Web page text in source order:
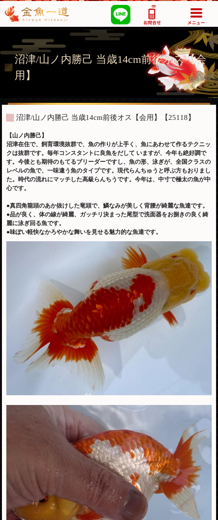
沼津/山ノ内勝己 当歳14cm前後オス【会
用】
沼津/山ノ内勝己 当歳14cm前後オス【会用】 【25118】
【山ノ内勝己】
沼津在住で、飼育環境抜群で、魚の作りが上手く、魚にあわせて作るテクニッ
クは抜群です。毎年コンスタントに良魚をだして いますが、今年も絶好調で
す。今後とも期待のもてるブリーダーですし、魚の形、泳ぎが、全国クラスの
レベルの魚で、一味違う魚のタイプです。現代らんちゅうと呼ぶ方もおりまし
た。時代の流れにマッチした高級らんちうです。今年は、中寸で極太の魚が中
心です。
●真四角龍頭のあか抜けした竜頭で、鱗なみが美しく背腰が綺麗な魚達です。
●品が良く、体の線が綺麗、ガッチリ決まった尾型で洗面器をお捌きの良く綺
麗に泳ぎ回る魚です。
●味ぽい軽快なかろやかな舞いを見せる魅力的な魚達です。